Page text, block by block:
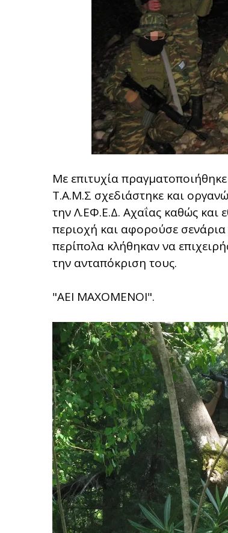
Με επιτυχία
Τ.Α.Μ.Σ σχεδιάστηκε και
την Λ.ΕΦ.Ε.Δ. Αχαΐας καθώς
περιοχή και αφορούσε
περίπολα κλήθηκαν να
την ανταπόκριση τους.
"ΑΕΙ ΜΑΧΟΜΕΝΟΙ".